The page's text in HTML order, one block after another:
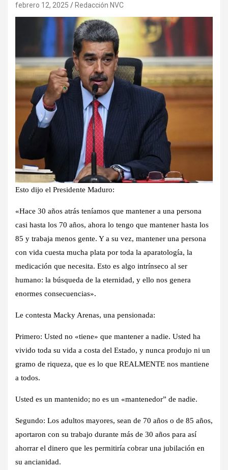
febrero 12, 2025 Redacción NVC
Esto dijo el Presidente Maduro:
«Hace 30 años atrás teníamos que mantener a una persona
casi hasta los 70 años, ahora lo tengo que mantener hasta los
85 y trabaja menos gente. Y a su vez, mantener una persona
con vida cuesta mucha plata por toda la aparatología, la
medicación que necesita. Esto es algo intrínseco al ser
humano: la búsqueda de la eternidad, y ello nos genera
enormes consecuencias».
Le contesta Macky Arenas, una pensionada:
Primero: Usted no «tiene» que mantener a nadie. Usted ha
vivido toda su vida a costa del Estado, y nunca produjo ni un
gramo de riqueza, que es lo que REALMENTE nos mantiene
a todos.
Usted es un mantenido; no es un «mantenedor” de nadie.
Segundo: Los adultos mayores, sean de 70 años o de 85 años,
aportaron con su trabajo durante más de 30 años para así
ahorrar el dinero que les permitiría cobrar una jubilación en
su ancianidad.